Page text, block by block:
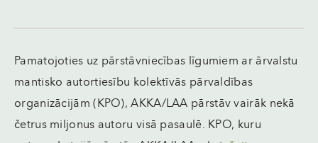
Pamatojoties uz pārstāvniecības līgumiem ar ārvalstu
mantisko autortiesību kolektīvās pārvaldības
organizācijām (KPO), AKKA/LAA pārstāv vairāk nekā
četrus miljonus autoru visā pasaulē. KPO, kuru